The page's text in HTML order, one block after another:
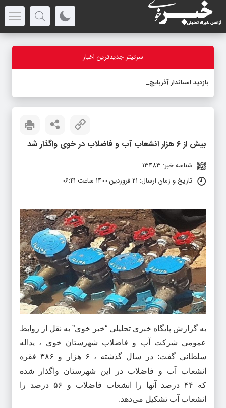
سرتیتر جدیدترین اخبار
بازدید استاندار آذربایجان‌غرب
بیش از ۶ هزار انشعاب آب و فاضلاب در خوی واگذار شد
شناسه خبر: 13483
تاریخ و زمان ارسال: 21 فروردین 1400 ساعت 06:41
به گزارش پایگاه خبری تحلیلی “خبر خوی” به نقل از روابط
عمومی شرکت آب و فاضلاب شهرستان خوی ، یداله
سلطانی گفت: در سال گذشته ، ۶ هزار و ۳۸۶فقره
انشعاب آب و فاضلاب در این شهرستان واگذار شده
که ۴۴درصد آنها را انشعاب‌ فاضلاب و ۵۶ درصد را
انشعاب آب تشکیل می‌دهد.